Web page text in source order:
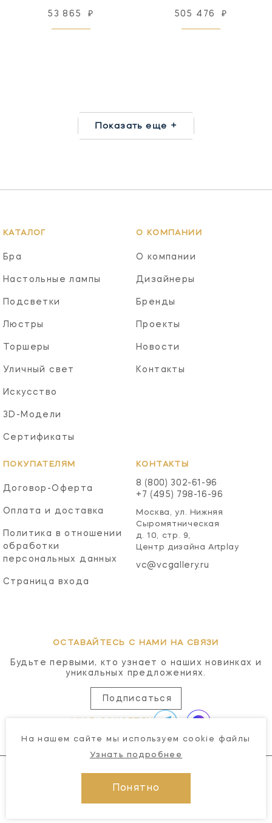
53 865 ₽ 505 476 ₽
Показать еще +
КАТАЛОГ
Бра
Настольные лампы
Подсветки
Люстры
Торшеры
Уличный свет
Искусство
3D-Модели
Сертификаты
О КОМПАНИИ
О компании
Дизайнеры
Бренды
Проекты
Новости
Контакты
ПОКУПАТЕЛЯМ
Договор-Оферта
Оплата и доставка
Политика в отношении
обработки
персональных данных
Страница входа
КОНТАКТЫ
8 (800) 302-61-96
+7 (495) 798-16-96
Москва, ул. Нижняя
Сыромятническая
д. 10, стр. 9,
Центр дизайна Artplay
vc@vcgallery.ru
ОСТАВАЙТЕСЬ С НАМИ НА СВЯЗИ
Будьте первыми, кто узнает о наших новинках и
уникальных предложениях.
Подписаться
© 2026 Visual Comfort Gallery
На нашем сайте мы используем cookie файлы
Узнать подробнее
Понятно